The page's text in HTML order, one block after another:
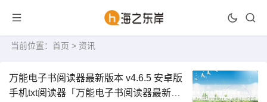
当前位置： 首页 > 资讯
万能电子书阅读器最新版本 v4.6.5 安卓版
手机txt阅读器「万能电子书阅读器最新版